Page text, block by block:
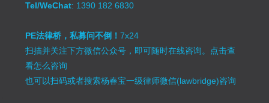
Tel/WeChat: 1390 182 6830
PE法律桥，私募问不倒！7x24
扫描并关注下方微信公众号，即可随时在线咨询。 点击查
看怎么咨询
也可以扫码或者搜索杨春宝一级律师微信(lawbridge)咨询